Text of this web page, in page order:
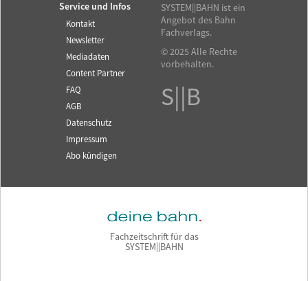
Service und Infos
Kontakt
Newsletter
Mediadaten
Content Partner
FAQ
AGB
Datenschutz
Impressum
Abo kündigen
SYSTEM||BAHN ist ein
Angebot des Bahn
Fachverlags.
© 2025 Alle Rechte
vorbehalten.
S||B
Fachzeitschrift für das
SYSTEM||BAHN